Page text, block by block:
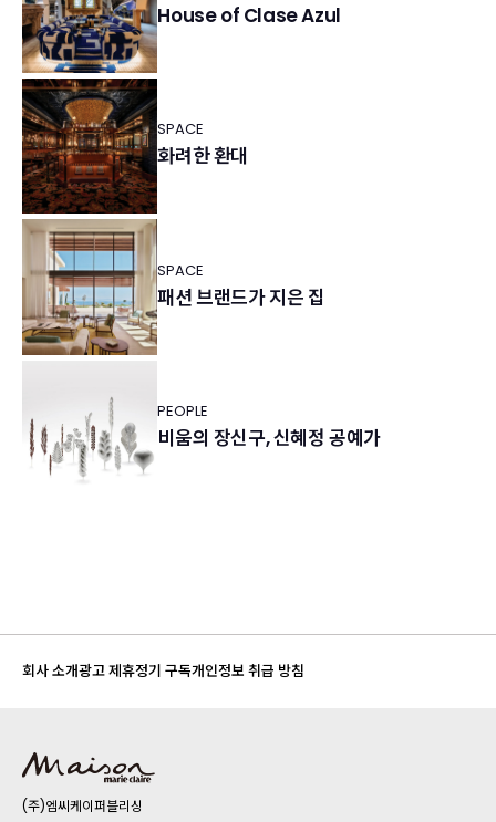
House of Clase Azul
SPACE
화려한 환대
SPACE
패션 브랜드가 지은 집
PEOPLE
비움의 장신구, 신혜정 공예가
회사 소개광고 제휴정기 구독개인정보 취급 방침
(주)엠씨케이퍼블리싱